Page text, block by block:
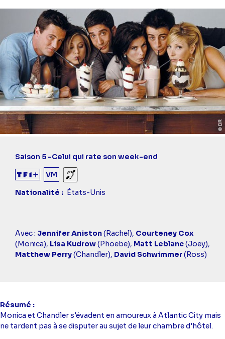
Saison 5 -Celui qui rate son week-end
VM
Sourds et malentendants
Nationalité
États-Unis
Casting
simba
Avec : Jennifer Aniston(Rachel), Courteney Cox
(Monica), Lisa Kudrow(Phoebe), Matt Leblanc(Joey),
Matthew Perry(Chandler), David Schwimmer(Ross)
Résumé
Monica et Chandler s'évadent en amoureux à Atlantic City mais
ne tardent pas à se disputer au sujet de leur chambre d'hôtel.